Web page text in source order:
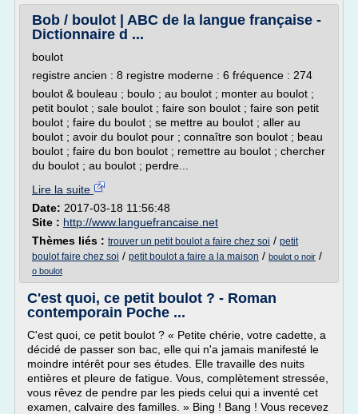
Bob / boulot | ABC de la langue française -
Dictionnaire d ...
boulot
registre ancien : 8 registre moderne : 6 fréquence : 274
boulot & bouleau ; boulo ; au boulot ; monter au boulot ;
petit boulot ; sale boulot ; faire son boulot ; faire son petit
boulot ; faire du boulot ; se mettre au boulot ; aller au
boulot ; avoir du boulot pour ; connaître son boulot ; beau
boulot ; faire du bon boulot ; remettre au boulot ; chercher
du boulot ; au boulot ; perdre...
Lire la suite
Date: 2017-03-18 11:56:48
Site : http://www.languefrancaise.net
Thèmes liés : trouver un petit boulot a faire chez soi / petit
boulot faire chez soi / petit boulot a faire a la maison / boulot o noir /
o boulot
C'est quoi, ce petit boulot ? - Roman
contemporain Poche ...
C'est quoi, ce petit boulot ? « Petite chérie, votre cadette, a
décidé de passer son bac, elle qui n'a jamais manifesté le
moindre intérêt pour ses études. Elle travaille des nuits
entières et pleure de fatigue. Vous, complètement stressée,
vous rêvez de pendre par les pieds celui qui a inventé cet
examen, calvaire des familles. » Bing ! Bang ! Vous recevez